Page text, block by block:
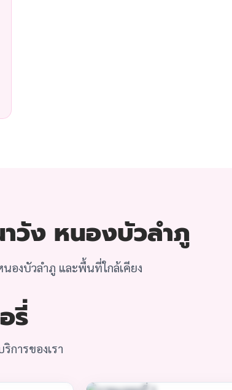
วัง หนองบัวลำภู
องบัวลำภู และพื้นที่ใกล้เคียง
รี่
การของเรา